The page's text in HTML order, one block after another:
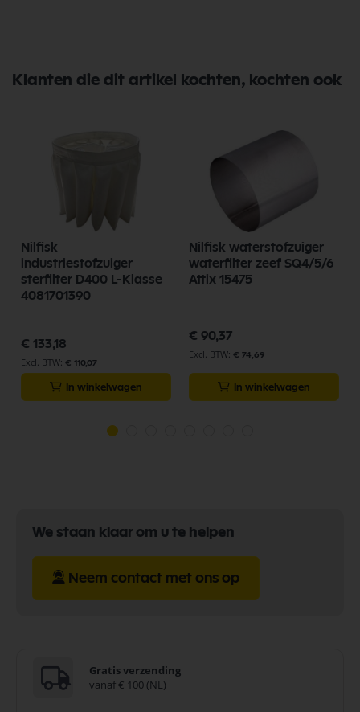
Klanten die dit artikel kochten, kochten ook
Nilfisk
industriestofzuiger
sterfilter D400 L-Klasse
4081701390
€ 133,18
€ 110,07
In winkelwagen
Nilfisk waterstofzuiger
waterfilter zeef SQ4/5/6
Attix 15475
€ 90,37
€ 74,69
In winkelwagen
We staan klaar om u te helpen
Neem contact met ons op
Gratis verzending
vanaf € 100 (NL)